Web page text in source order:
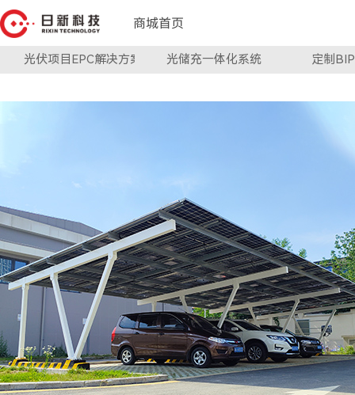
商城首页
光伏项目EPC解决方案 光储充一体化系统 定制